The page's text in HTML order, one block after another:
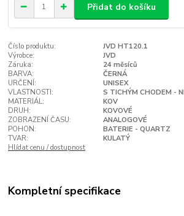
Přidat do košíku
Číslo produktu:
JVD HT120.1
Výrobce:
JVD
Záruka:
24 měsíců
BARVA:
ČERNÁ
URČENÍ:
UNISEX
VLASTNOSTI:
S TICHÝM CHODEM -
MATERIÁL:
KOV
DRUH:
KOVOVÉ
ZOBRAZENÍ ČASU:
ANALOGOVÉ
POHON:
BATERIE - QUARTZ
TVAR:
KULATÝ
Hlídat cenu / dostupnost
Kompletní specifikace